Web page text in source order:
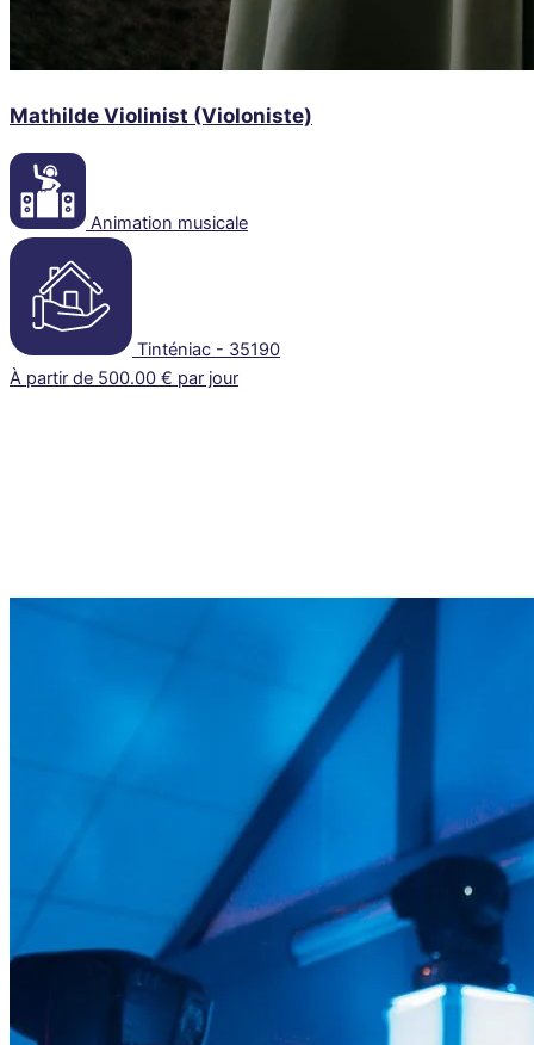
Mathilde Violinist (Violoniste)
Animation musicale
Tinténiac - 35190
À partir de 500.00 € par jour